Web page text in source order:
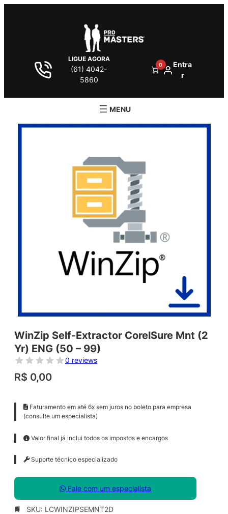
LIGUE AGORA
(61) 4042-
5860
0
Entra
r
WinZip Self-Extractor CorelSure Mnt (2
Yr) ENG (50 – 99)
0 reviews
R$ 0,00
Faturamento em até 6x sem juros no boleto para empresa
(consulte um especialista)
Valor final já inclui todos os impostos e encargos
Suporte técnico especializado
Fale com um especialista
SKU: LCWINZIPSEMNT2D